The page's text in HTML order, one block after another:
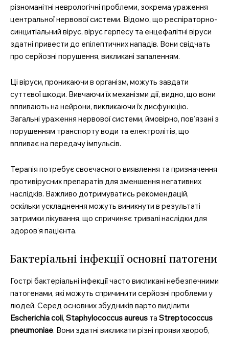
різноманітні неврологічні проблеми, зокрема ураження
центральної нервової системи. Відомо, що респіраторно-
синцитіальний вірус, вірус герпесу та енцефалітні віруси
здатні привести до епілептичних нападів. Вони свідчать
про серйозні порушення, викликані запаленням.
Ці віруси, проникаючи в організм, можуть завдати
суттєвої шкоди. Вивчаючи їх механізми дії, видно, що вони
впливають на нейрони, викликаючи їх дисфункцію.
Загальні ураження нервової системи, ймовірно, пов’язані з
порушенням транспорту води та електролітів, що
впливає на передачу імпульсів.
Терапія потребує своєчасного виявлення та призначення
противірусних препаратів для зменшення негативних
наслідків. Важливо дотримуватись рекомендацій,
оскільки ускладнення можуть виникнути в результаті
затримки лікування, що спричиняє тривалі наслідки для
здоров’я пацієнта.
Бактеріальні інфекції основні патогени
Гострі бактеріальні інфекції часто викликані небезпечними
патогенами, які можуть спричинити серйозні проблеми у
людей. Серед основних збудників варто виділити
Escherichia coli, Staphylococcus aureus та Streptococcus
pneumoniae. Вони здатні викликати різні прояви хвороб,